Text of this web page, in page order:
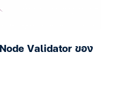
Node Validator ของ